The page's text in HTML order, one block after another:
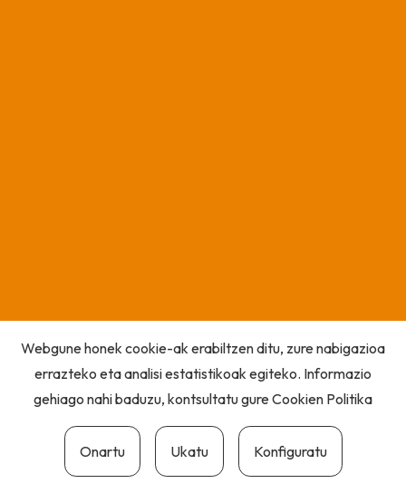
Webgune honek cookie-ak erabiltzen ditu, zure nabigazioa
errazteko eta analisi estatistikoak egiteko. Informazio
gehiago nahi baduzu, kontsultatu gureCookien Politika
Onartu Ukatu Konfiguratu